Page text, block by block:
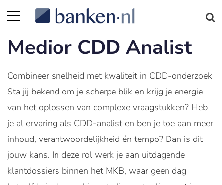
Medior CDD Analist
Combineer snelheid met kwaliteit in CDD-onderzoek
Sta jij bekend om je scherpe blik en krijg je energie
van het oplossen van complexe vraagstukken? Heb
je al ervaring als CDD-analist en ben je toe aan meer
inhoud, verantwoordelijkheid én tempo? Dan is dit
jouw kans. In deze rol werk je aan uitdagende
klantdossiers binnen het MKB, waar geen dag